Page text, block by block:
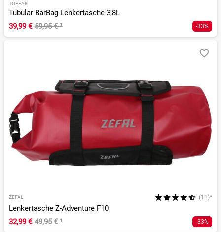
TOPEAK
Tubular BarBag Lenkertasche 3,8L
39,99 € 59,95 €¹ -33%
ZEFAL (11)*
Lenkertasche Z-Adventure F10
32,99 € 49,95 €¹ -33%